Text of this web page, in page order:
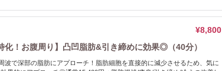
¥8,800
化！お腹周り】凸凹脂肪&引き締めに効果◎（40分）
波で深部の脂肪にアプローチ！脂肪細胞を直接的に減少させるため、気に